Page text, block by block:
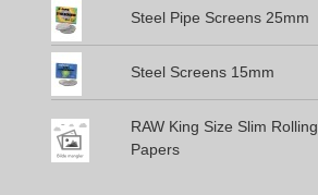
Steel Pipe Screens 25mm
Steel Screens 15mm
RAW King Size Slim Rolling
Papers